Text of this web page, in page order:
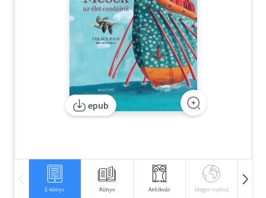
Tankönyv, segédkönyv
Társadalomtudomány
epub
E-könyv Könyv Antikvár Idegen nyelvű